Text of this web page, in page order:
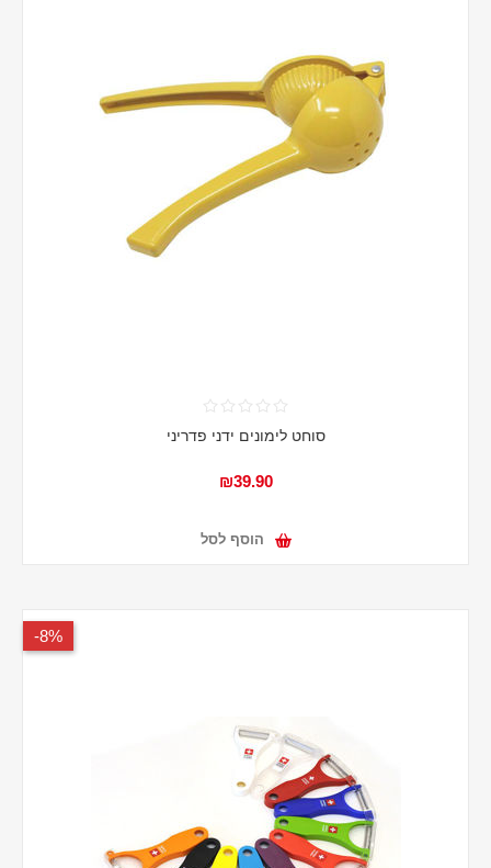
סוחט לימונים ידני פדריני
₪39.90
הוסף לסל
8%-